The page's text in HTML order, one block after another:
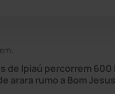
Baiano
de Ipiaú percorrem 600
arara rumo a Bom